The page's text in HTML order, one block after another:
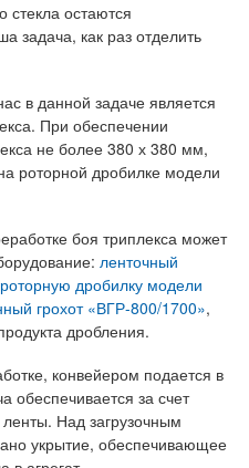
стекла остаются
задача, как раз отделить
в данной задаче является
При обеспечении
не более 380 х 380 мм,
роторной дробилке модели
боя триплекса может
ленточный
роторную дробилку модели
грохот «ВГР-800/1700»,
дробления.
конвейером подается в
обеспечивается за счет
Над загрузочным
укрытие, обеспечивающее